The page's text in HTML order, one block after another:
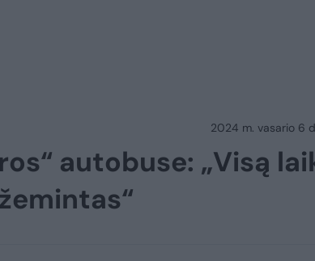
2024 m. vasario 6
autobuse: „Visą